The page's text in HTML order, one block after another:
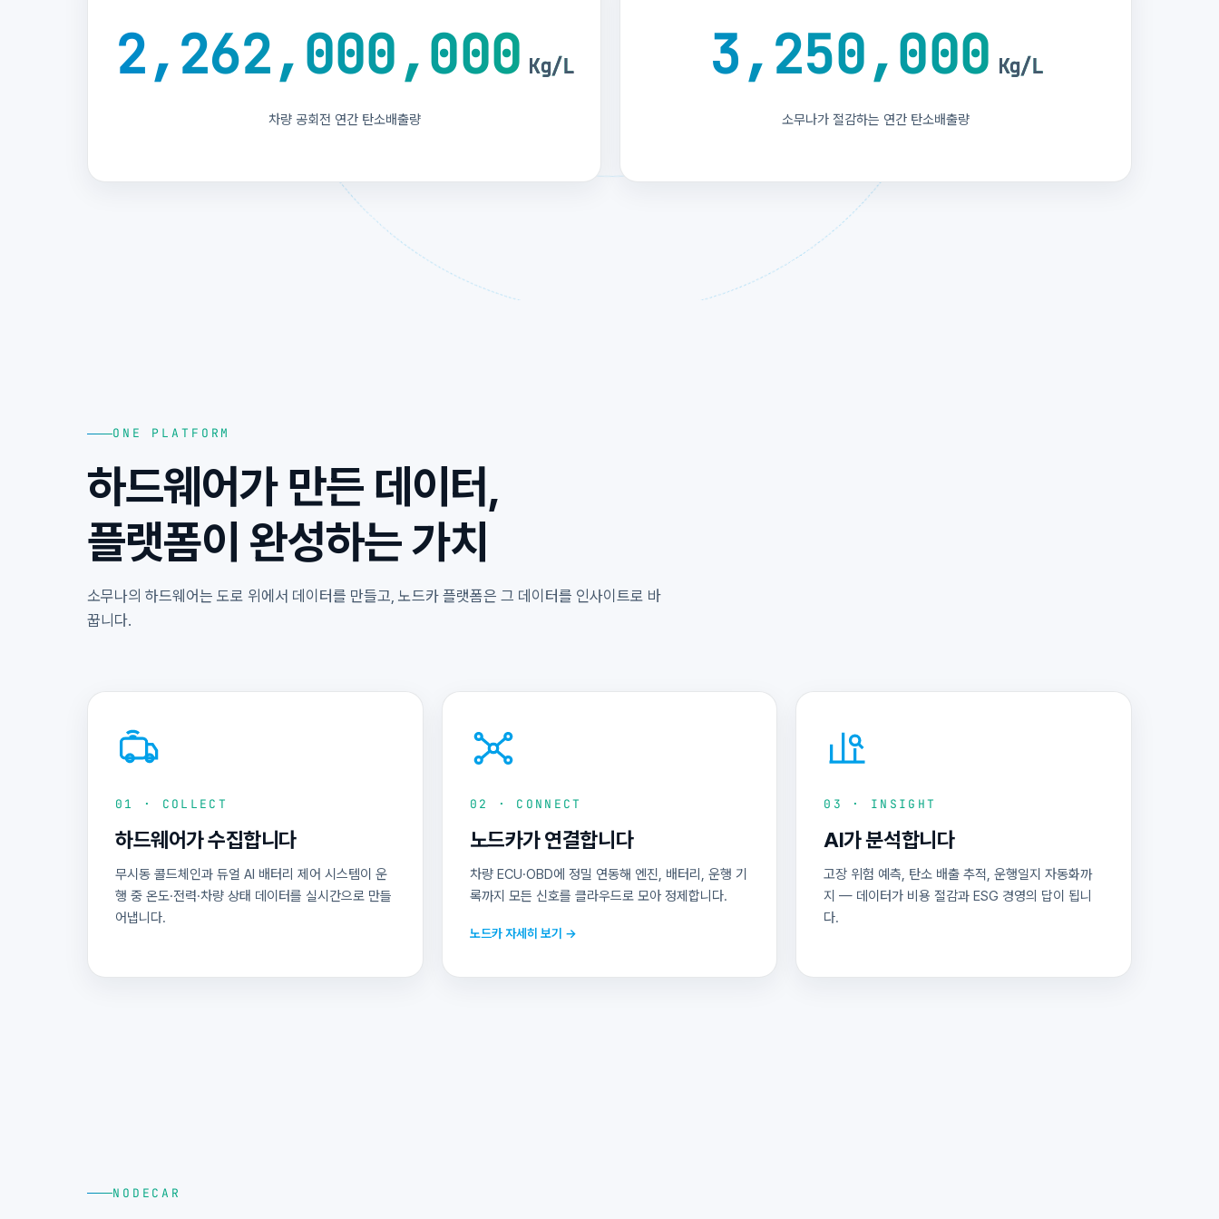
2,262,000,000 Kg/L
차량 공회전 연간 탄소배출량
3,250,000 Kg/L
소무나가 절감하는 연간 탄소배출량
ONE PLATFORM
하드웨어가 만든 데이터,
플랫폼이 완성하는 가치
소무나의 하드웨어는 도로 위에서 데이터를 만들고, 노드카 플랫폼은 그 데이터를 인사이트로 바
꿉니다.
01 · COLLECT
하드웨어가 수집합니다
무시동 콜드체인과 듀얼 AI 배터리 제어 시스템이 운
행 중 온도·전력·차량 상태 데이터를 실시간으로 만들
어냅니다.
02 · CONNECT
노드카가 연결합니다
차량 ECU·OBD에 정밀 연동해 엔진, 배터리, 운행 기
록까지 모든 신호를 클라우드로 모아 정제합니다.
노드카 자세히 보기 →
03 · INSIGHT
AI가 분석합니다
고장 위험 예측, 탄소 배출 추적, 운행일지 자동화까
지 — 데이터가 비용 절감과 ESG 경영의 답이 됩니
다.
NODECAR